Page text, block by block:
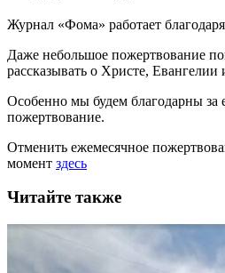
Журнал «Фома» работает
Даже небольшое пожертвование
рассказывать о Христе, Евангелии
Особенно мы будем благодарны за
пожертвование.
Отменить ежемесячное
момент здесь
Читайте также